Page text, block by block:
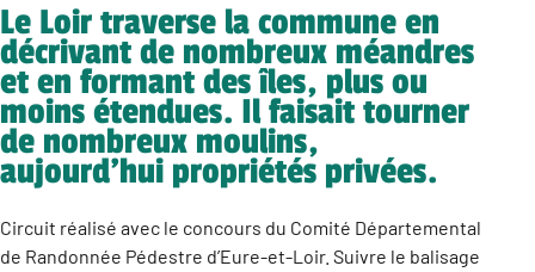
Le Loir traverse la commune en
décrivant de nombreux méandres
et en formant des îles, plus ou
moins étendues. Il faisait tourner
de nombreux moulins,
aujourd’hui propriétés privées.
Circuit réalisé avec le concours du Comité Départemental
de Randonnée Pédestre d’Eure-et-Loir. Suivre le balisage